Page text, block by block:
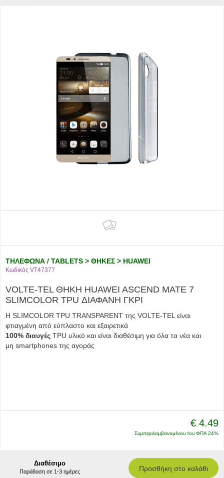
ΤΗΛΕΦΩΝΑ / TABLETS > ΘΗΚΕΣ > HUAWEI
Κωδικός VT47377
VOLTE-TEL ΘΗΚΗ HUAWEI ASCEND MATE 7
SLIMCOLOR TPU ΔΙΑΦΑΝΗ ΓΚΡΙ
Η SLIMCOLOR TPU TRANSPARENT της VOLTE-TEL είναι
φτιαγμένη από εύπλαστο και εξαιρετικά
100% διαυγές TPU υλικό και είναι διαθέσιμη για όλα τα νέα και
μη smartphones της αγοράς
€ 4.49
Συμπεριλαμβανομένου του ΦΠΑ 24%
Διαθέσιμο
Παράδοση σε 1-3 ημέρες Προσθήκη στο καλάθι